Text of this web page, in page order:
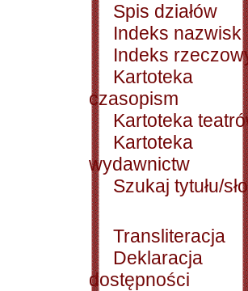
Spis działów
Indeks nazwisk
Indeks
Kartoteka
czasopism
Kartoteka
Kartoteka
wydawnictw
Szukaj tytułu/
Transliteracja
Deklaracja
dostępności